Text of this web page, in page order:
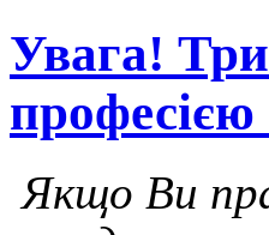
Увага!
професією
Якщо Ви